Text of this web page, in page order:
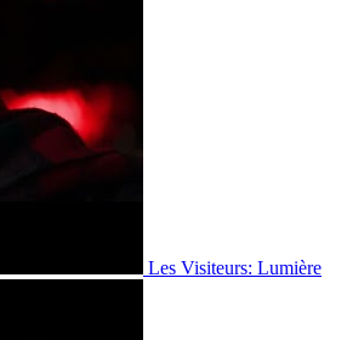
Les Visiteurs: Lumière